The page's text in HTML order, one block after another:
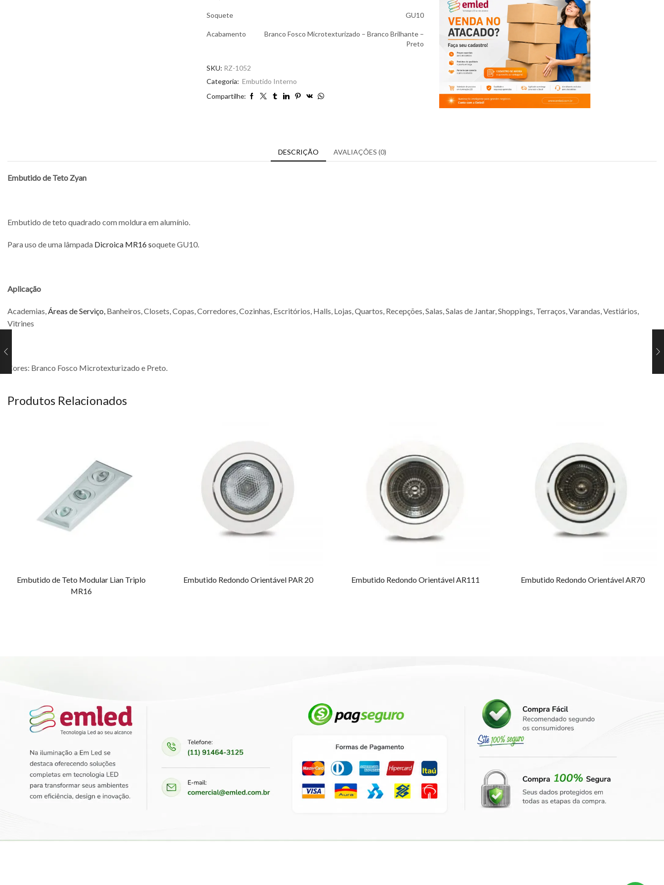
Soquete GU10
Acabamento
Branco Fosco Microtexturizado – Branco Brilhante –
Preto
SKU: RZ-1052
Categoria: Embutido Interno
Compartilhe:
DESCRIÇÃO AVALIAÇÕES (0)
Embutido de Teto Zyan
Embutido de teto quadrado com moldura em alumínio.
Para uso de uma lâmpada Dicroica MR16 soquete GU10.
Aplicação
Academias,Áreas de Serviço, Banheiros, Closets, Copas, Corredores, Cozinhas, Escritórios, Halls, Lojas, Quartos, Recepções, Salas, Salas de Jantar, Shoppings, Terraços, Varandas, Vestiários,
Vitrines
Cores: Branco Fosco Microtexturizado e Preto.
Produtos Relacionados
Embutido de Teto Modular Lian Triplo
MR16
Embutido Redondo Orientável PAR 20 Embutido Redondo Orientável AR111 Embutido Redondo Orientável AR70